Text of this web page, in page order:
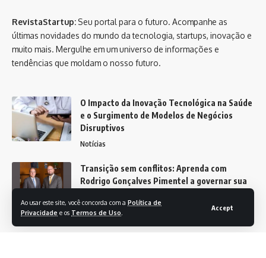
Ao usar este site, você concorda com a Política de
Privacidade e os Termos de Uso
Accept
RevistaStartup: Seu portal para o futuro. Acompanhe as
últimas novidades do mundo da tecnologia, startups, inovação e
muito mais. Mergulhe em um universo de informações e
tendências que moldam o nosso futuro.
O Impacto da Inovação Tecnológica na Saúde
e o Surgimento de Modelos de Negócios
Disruptivos
Notícias
Transição sem conflitos: Aprenda com
Rodrigo Gonçalves Pimentel a governar sua
Notícias